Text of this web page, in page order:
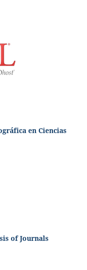
en Ciencias
of Journals